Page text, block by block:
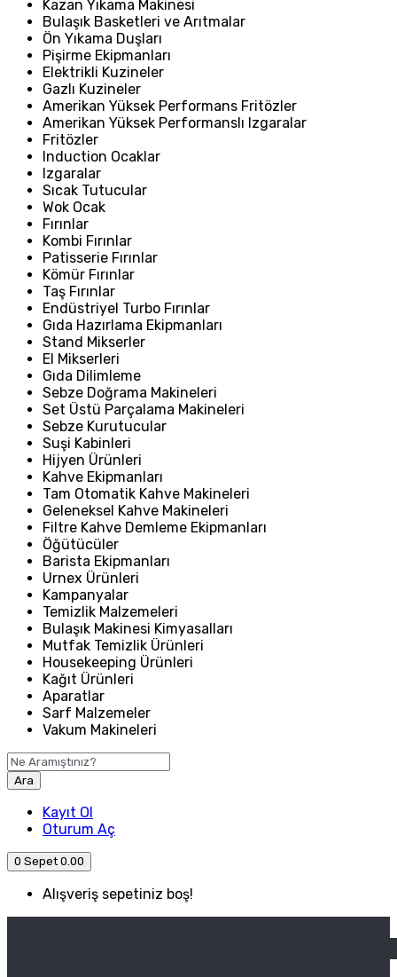
Kazan Yıkama Makinesi
Bulaşık Basketleri ve Arıtmalar
Ön Yıkama Duşları
Pişirme Ekipmanları
Elektrikli Kuzineler
Gazlı Kuzineler
Amerikan Yüksek Performans Fritözler
Amerikan Yüksek Performanslı Izgaralar
Fritözler
Induction Ocaklar
Izgaralar
Sıcak Tutucular
Wok Ocak
Fırınlar
Kombi Fırınlar
Patisserie Fırınlar
Kömür Fırınlar
Taş Fırınlar
Endüstriyel Turbo Fırınlar
Gıda Hazırlama Ekipmanları
Stand Mikserler
El Mikserleri
Gıda Dilimleme
Sebze Doğrama Makineleri
Set Üstü Parçalama Makineleri
Sebze Kurutucular
Suşi Kabinleri
Hijyen Ürünleri
Kahve Ekipmanları
Tam Otomatik Kahve Makineleri
Geleneksel Kahve Makineleri
Filtre Kahve Demleme Ekipmanları
Öğütücüler
Barista Ekipmanları
Urnex Ürünleri
Kampanyalar
Temizlik Malzemeleri
Bulaşık Makinesi Kimyasalları
Mutfak Temizlik Ürünleri
Housekeeping Ürünleri
Kağıt Ürünleri
Aparatlar
Sarf Malzemeler
Vakum Makineleri
Ara
Kayıt Ol
Oturum Aç
0 Sepet 0.00
Alışveriş sepetiniz boş!